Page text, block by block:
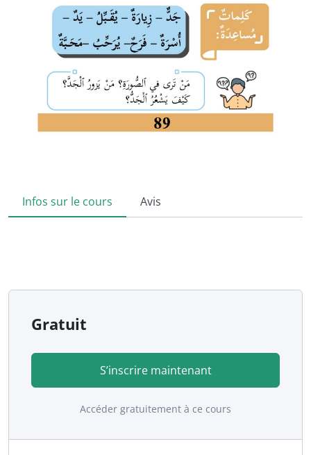
Infos sur le cours Avis
Gratuit
S’inscrire maintenant
Accéder gratuitement à ce cours